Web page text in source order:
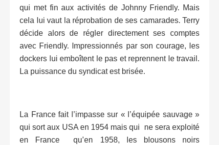
qui met fin aux activités de Johnny Friendly. Mais
cela lui vaut la réprobation de ses camarades. Terry
décide alors de régler directement ses comptes
avec Friendly. Impressionnés par son courage, les
dockers lui emboîtent le pas et reprennent le travail.
La puissance du syndicat est brisée.
La France fait l’impasse sur « l’équipée sauvage »
qui sort aux USA en 1954 mais qui ne sera exploité
en France qu’en 1958, les blousons noirs